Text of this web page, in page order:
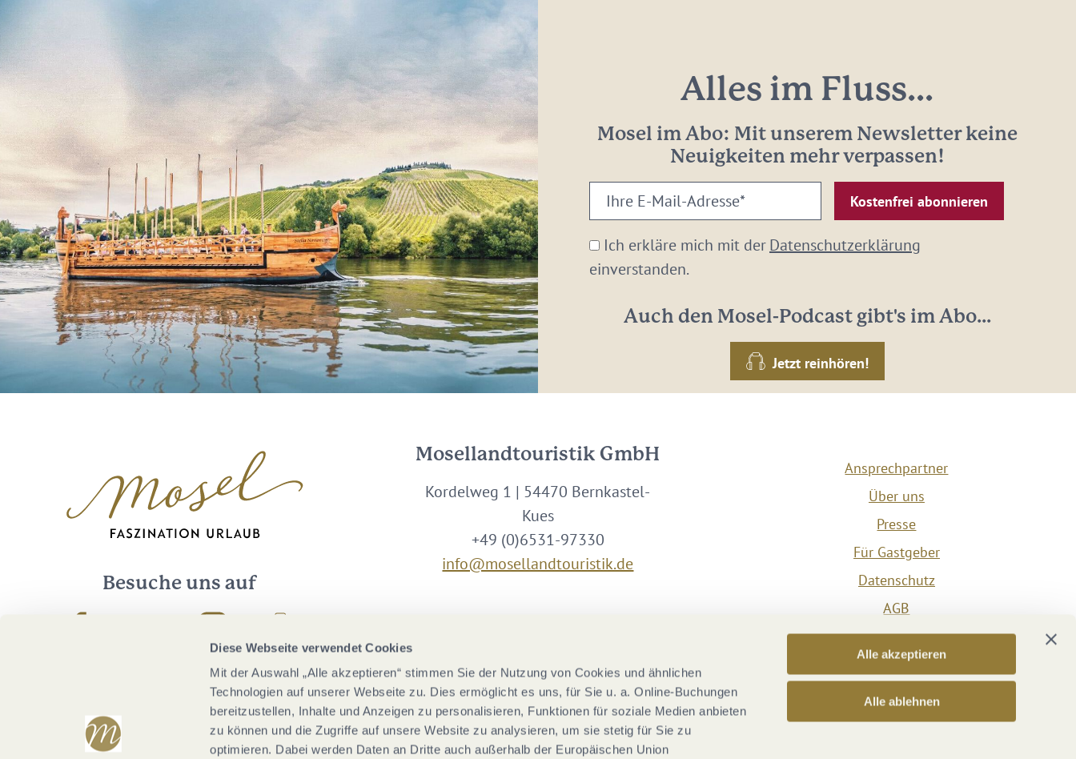
Diese Webseite verwendet Cookies
Mit der Auswahl „Alle akzeptieren“ stimmen Sie der Nutzung von Cookies und ähnlichen
Technologien auf unserer Webseite zu. Dies ermöglicht es uns, für Sie u. a. Online-Buchungen
bereitzustellen, Inhalte und Anzeigen zu personalisieren, Funktionen für soziale Medien anbieten
zu können und die Zugriffe auf unsere Website zu analysieren, um sie stetig für Sie zu
optimieren. Dabei werden Daten an Dritte auch außerhalb der Europäischen Union
Alle akzeptieren
Alle ablehnen
Alles im Fluss...
Mosel im Abo: Mit unserem Newsletter keine
Neuigkeiten mehr verpassen!
Ihre
E-
Mail-
Adresse:
Ich erkläre mich mit derDatenschutzerklärung
einverstanden.
Auch den Mosel-Podcast gibt's im Abo...
Jetzt reinhören!
Besuche uns auf
Mosellandtouristik GmbH
Kordelweg 1 | 54470 Bernkastel-
Kues
+49 (0)6531-97330
info@mosellandtouristik.de
Ansprechpartner
Über uns
Presse
Für Gastgeber
Datenschutz
AGB
Impressum
Barrierefreiheit
Vertrag widerrufen
Versicherungsvertrag widerrufen